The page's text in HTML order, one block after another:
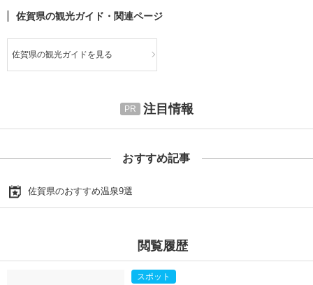
佐賀県の観光ガイド・関連ページ
佐賀県の観光ガイドを見る
注目情報
おすすめ記事
佐賀県のおすすめ温泉9選
閲覧履歴